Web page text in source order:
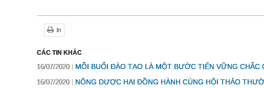
In
CÁC TIN KHÁC
16/07/2020 MỖI BUỔI ĐÀO TẠO LÀ MỘT BƯỚC TIẾN VỮNG CHẮC
16/07/2020 NÔNG DƯỢC HAI ĐỒNG HÀNH CÙNG HỘI THẢO